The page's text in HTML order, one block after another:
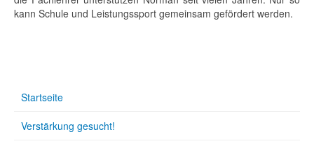
kann Schule und Leistungssport gemeinsam gefördert werden.
Startseite
Verstärkung gesucht!